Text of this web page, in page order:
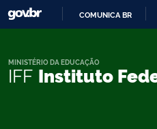
COMUNICA BR
IFF Instituto
MINISTÉRIO DA EDUCAÇÃO